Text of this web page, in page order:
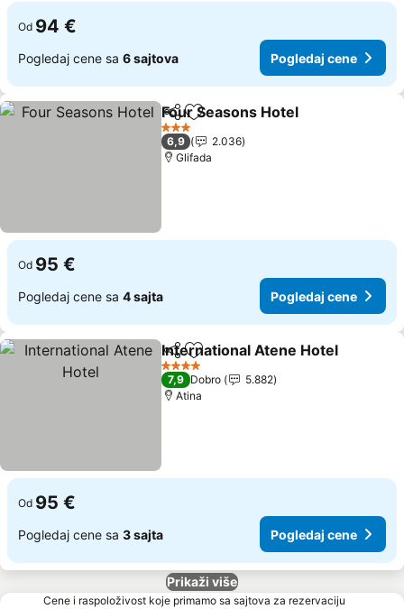
Od 94 €
Pogledaj cene sa 6 sajtova Pogledaj cene
Deli Dodati u favorite
Four Seasons Hotel
3 Zvezdice
6,9
2.036
Glifada
Od 95 €
Pogledaj cene sa 4 sajta Pogledaj cene
Deli Dodati u favorite
International Atene Hotel
4 Zvezdice
7,9 Dobro
5.882
Atina
Od 95 €
Pogledaj cene sa 3 sajta Pogledaj cene
Prikaži više
Cene i raspoloživost koje primamo sa sajtova za rezervaciju